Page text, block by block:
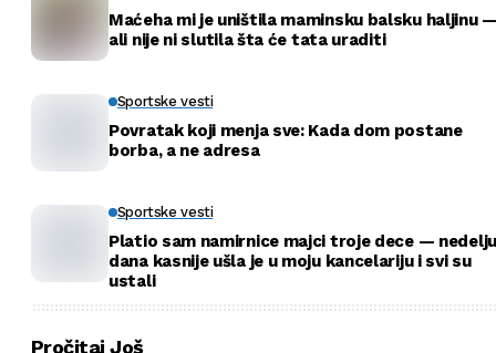
Maćeha mi je uništila maminsku balsku haljinu
ali nije ni slutila šta će tata uraditi
Sportske vesti
Povratak koji menja sve: Kada dom postane
borba, a ne adresa
Sportske vesti
Platio sam namirnice majci troje dece — nedelju
dana kasnije ušla je u moju kancelariju i svi su
ustali
Pročitaj Još